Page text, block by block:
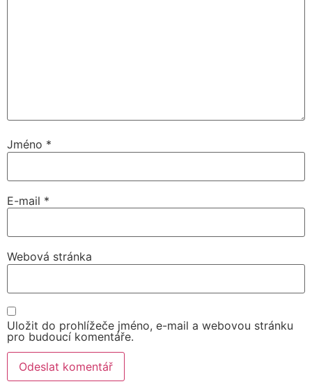
Jméno *
E-mail *
Webová stránka
Uložit do prohlížeče jméno, e-mail a webovou stránku
pro budoucí komentáře.